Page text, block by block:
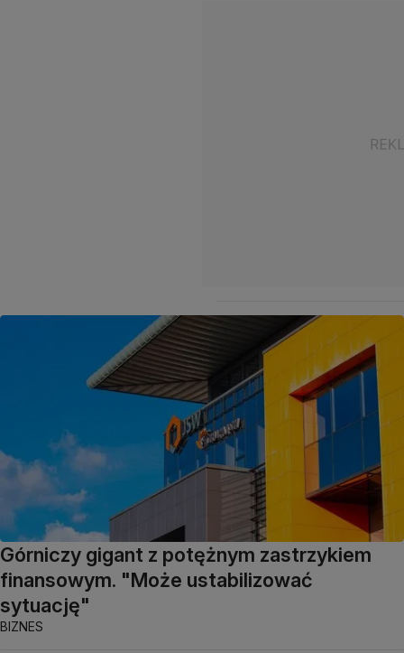
Górniczy gigant z potężnym zastrzykiem
finansowym. "Może ustabilizować
sytuację"
BIZNES